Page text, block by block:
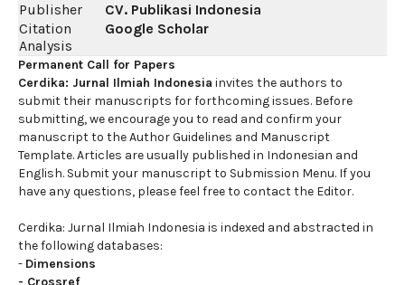
Publisher
CV. Publikasi Indonesia
Citation
Analysis
Google Scholar
Permanent Call for Papers
Cerdika: Jurnal Ilmiah Indonesia invites the authors to
submit their manuscripts for forthcoming issues. Before
submitting, we encourage you to read and confirm your
manuscript to the Author Guidelines and Manuscript
Template. Articles are usually published in Indonesian and
English. Submit your manuscript to Submission Menu. If you
have any questions, please feel free to contact the Editor.
Cerdika: Jurnal Ilmiah Indonesia is indexed and abstracted in
the following databases:
- Dimensions
- Crossref